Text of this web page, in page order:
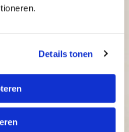
Details tonen